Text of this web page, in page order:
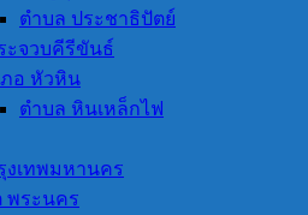
ตำบล ประชาธิปัตย์
ะจวบคีรีขันธ์
ภอ หัวหิน
ตำบล หินเหล็กไฟ
งเทพมหานคร
พระนคร